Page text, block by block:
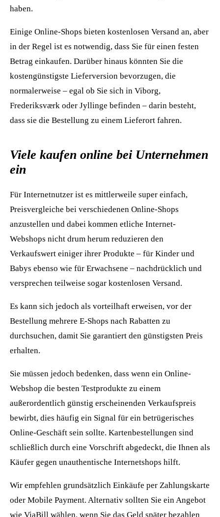
haben.
Einige Online-Shops bieten kostenlosen Versand an, aber
in der Regel ist es notwendig, dass Sie für einen festen
Betrag einkaufen. Darüber hinaus könnten Sie die
kostengünstigste Lieferversion bevorzugen, die
normalerweise – egal ob Sie sich in Viborg,
Frederiksværk oder Jyllinge befinden – darin besteht,
dass sie die Bestellung zu einem Lieferort fahren.
Viele kaufen online bei Unternehmen
ein
Für Internetnutzer ist es mittlerweile super einfach,
Preisvergleiche bei verschiedenen Online-Shops
anzustellen und dabei kommen etliche Internet-
Webshops nicht drum herum reduzieren den
Verkaufswert einiger ihrer Produkte – für Kinder und
Babys ebenso wie für Erwachsene – nachdrücklich und
versprechen teilweise sogar kostenlosen Versand.
Es kann sich jedoch als vorteilhaft erweisen, vor der
Bestellung mehrere E-Shops nach Rabatten zu
durchsuchen, damit Sie garantiert den günstigsten Preis
erhalten.
Sie müssen jedoch bedenken, dass wenn ein Online-
Webshop die besten Testprodukte zu einem
außerordentlich günstig erscheinenden Verkaufspreis
bewirbt, dies häufig ein Signal für ein betrügerisches
Online-Geschäft sein sollte. Kartenbestellungen sind
schließlich durch eine Vorschrift abgedeckt, die Ihnen als
Käufer gegen unauthentische Internetshops hilft.
Wir empfehlen grundsätzlich Einkäufe per Zahlungskarte
oder Mobile Payment. Alternativ sollten Sie ein Angebot
wie ViaBill wählen, wenn Sie das Geld später bezahlen